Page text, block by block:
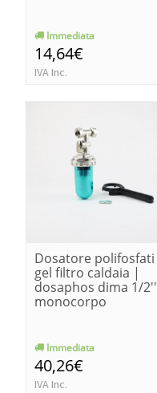
Immediata
14,64€
IVA Inc.
Dosatore polifosfati
gel filtro caldaia |
dosaphos dima 1/2''
monocorpo
Immediata
40,26€
IVA Inc.